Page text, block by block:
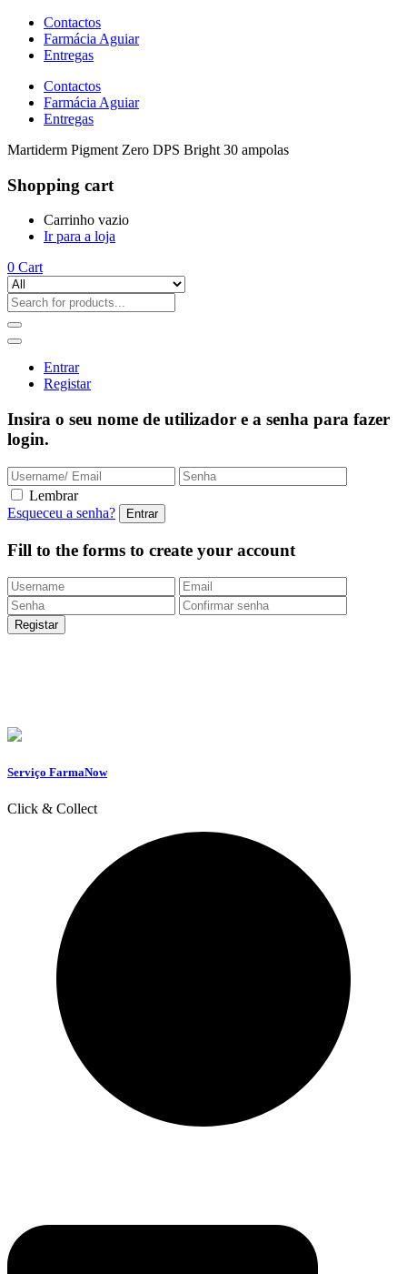
Contactos
Farmácia Aguiar
Entregas
Contactos
Farmácia Aguiar
Entregas
Martiderm Pigment Zero DPS Bright 30 ampolas
Shopping cart
Carrinho vazio
Ir para a loja
0 Cart
Entrar
Registar
Insira o seu nome de utilizador e a senha para fazer
login.
Lembrar
Esqueceu a senha?
Fill to the forms to create your account
Serviço FarmaNow
Click & Collect